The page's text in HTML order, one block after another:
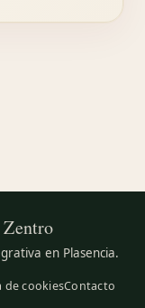
en Plasencia.
de cookiesContacto